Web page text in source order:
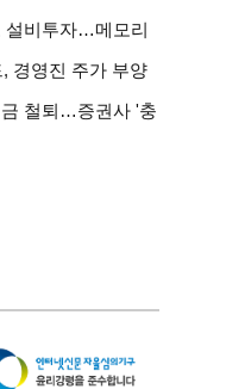
설비투자…메모리
경영진 주가 부양
철퇴…증권사 '충